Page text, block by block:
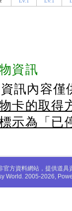
資訊
訊內容僅
卡的取得
示為「已
方資料網站，提供道
World. 2005-2026,